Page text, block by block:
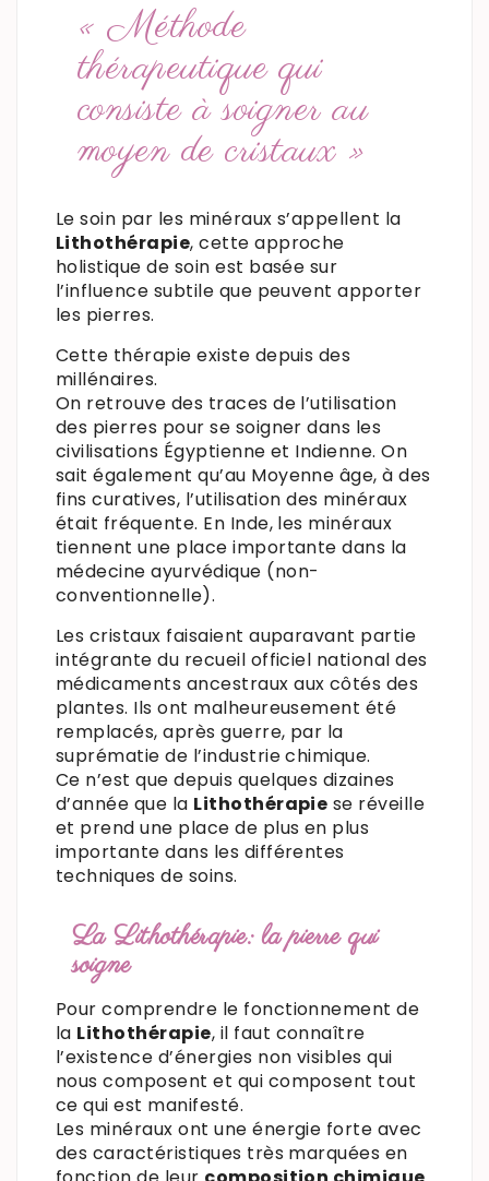
« Méthode
thérapeutique qui
consiste à soigner au
moyen de cristaux »
Le soin par les minéraux s’appellent la
Lithothérapie, cette approche
holistique de soin est basée sur
l’influence subtile que peuvent apporter
les pierres.
Cette thérapie existe depuis des
millénaires.
On retrouve des traces de l’utilisation
des pierres pour se soigner dans les
civilisations Égyptienne et Indienne. On
sait également qu’au Moyenne âge, à des
fins curatives, l’utilisation des minéraux
était fréquente. En Inde, les minéraux
tiennent une place importante dans la
médecine ayurvédique (non-
conventionnelle).
Les cristaux faisaient auparavant partie
intégrante du recueil officiel national des
médicaments ancestraux aux côtés des
plantes. Ils ont malheureusement été
remplacés, après guerre, par la
suprématie de l’industrie chimique.
Ce n’est que depuis quelques dizaines
d’année que la Lithothérapie se réveille
et prend une place de plus en plus
importante dans les différentes
techniques de soins.
La Lithothérapie: la pierre qui
soigne
Pour comprendre le fonctionnement de
la Lithothérapie, il faut connaître
l’existence d’énergies non visibles qui
nous composent et qui composent tout
ce qui est manifesté.
Les minéraux ont une énergie forte avec
des caractéristiques très marquées en